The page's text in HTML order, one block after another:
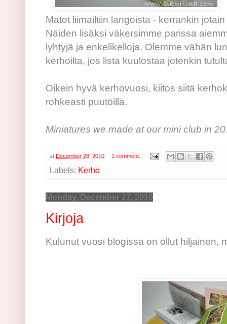
Matot liimailtiin langoista - kerrankin
Näiden lisäksi väkersimme parissa
lyhtyjä ja enkelikelloja. Olemme vähän
kerhoilta, jos lista kuulostaa jotenkin
Oikein hyvä kerhovuosi, kiitos siitä
rohkeasti puutöillä.
Miniatures we made at our mini club in
at December 28, 2010 1 comment:
Labels: Kerho
Monday, December 27, 2010
Kirjoja
Kulunut vuosi blogissa on ollut hiljainen,